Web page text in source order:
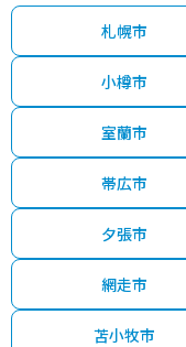
札幌市
小樽市
室蘭市
帯広市
夕張市
網走市
苫小牧市